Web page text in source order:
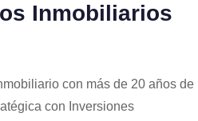
Inmobiliarios
con más de 20 años de
con Inversiones